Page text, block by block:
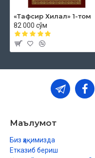
«Тафсир Хилал» 1-том
82 000 сўм
Маълумот
Биз ҳақимизда
Етказиб бериш